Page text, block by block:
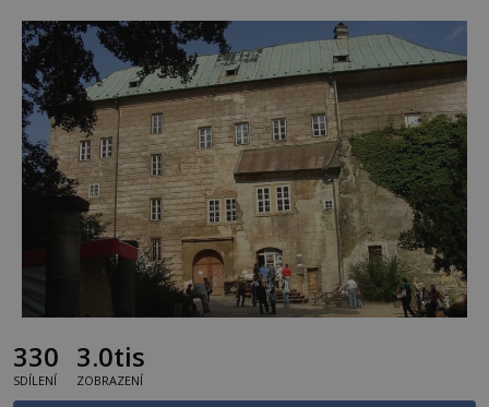
330
SDÍLENÍ
3.0tis
ZOBRAZENÍ